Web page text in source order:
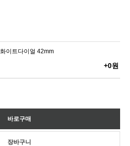
이트다이얼 42mm
+0원